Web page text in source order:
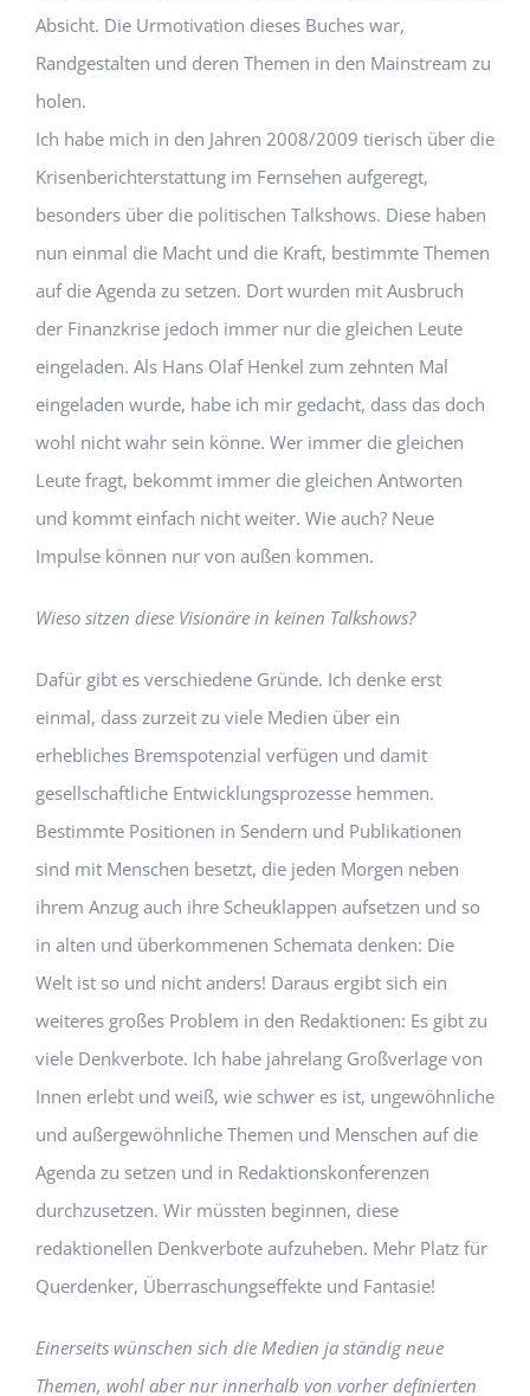
Absicht. Die Urmotivation dieses Buches war,
Randgestalten und deren Themen in den Mainstream zu
holen.
Ich habe mich in den Jahren 2008/2009 tierisch über die
Krisenberichterstattung im Fernsehen aufgeregt,
besonders über die politischen Talkshows. Diese haben
nun einmal die Macht und die Kraft, bestimmte Themen
auf die Agenda zu setzen. Dort wurden mit Ausbruch
der Finanzkrise jedoch immer nur die gleichen Leute
eingeladen. Als Hans Olaf Henkel zum zehnten Mal
eingeladen wurde, habe ich mir gedacht, dass das doch
wohl nicht wahr sein könne. Wer immer die gleichen
Leute fragt, bekommt immer die gleichen Antworten
und kommt einfach nicht weiter. Wie auch? Neue
Impulse können nur von außen kommen.
Wieso sitzen diese Visionäre in keinen Talkshows?
Dafür gibt es verschiedene Gründe. Ich denke erst
einmal, dass zurzeit zu viele Medien über ein
erhebliches Bremspotenzial verfügen und damit
gesellschaftliche Entwicklungsprozesse hemmen.
Bestimmte Positionen in Sendern und Publikationen
sind mit Menschen besetzt, die jeden Morgen neben
ihrem Anzug auch ihre Scheuklappen aufsetzen und so
in alten und überkommenen Schemata denken: Die
Welt ist so und nicht anders! Daraus ergibt sich ein
weiteres großes Problem in den Redaktionen: Es gibt zu
viele Denkverbote. Ich habe jahrelang Großverlage von
Innen erlebt und weiß, wie schwer es ist, ungewöhnliche
und außergewöhnliche Themen und Menschen auf die
Agenda zu setzen und in Redaktionskonferenzen
durchzusetzen. Wir müssten beginnen, diese
redaktionellen Denkverbote aufzuheben. Mehr Platz für
Querdenker, Überraschungseffekte und Fantasie!
Einerseits wünschen sich die Medien ja ständig neue
Themen, wohl aber nur innerhalb von vorher definierten